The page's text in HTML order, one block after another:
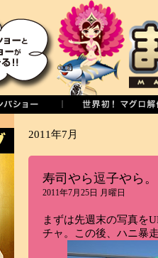
2011年7月
寿司やら逗子やら
2011年7月25日 月曜日
まずは先週末の写真を
チャ。この後、ハニ暴